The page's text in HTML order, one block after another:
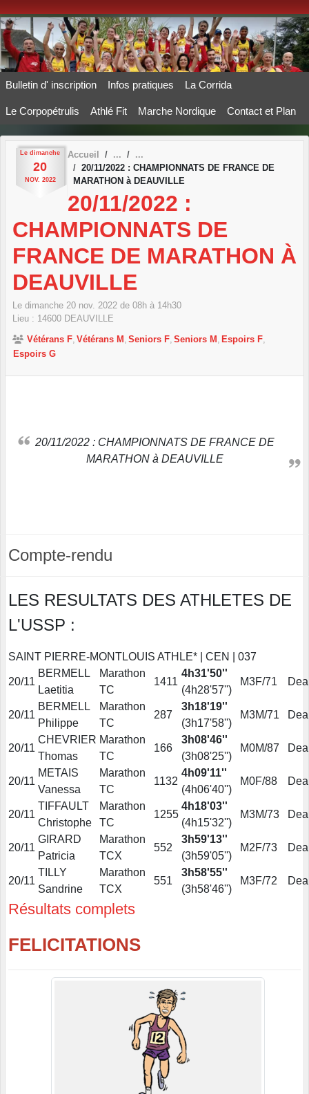
Bulletin d' inscription Infos pratiques La Corrida
Le Corpopétrulis Athlé Fit Marche Nordique Contact et Plan
Le dimanche
20
NOV. 2022
Accueil
20/11/2022 : CHAMPIONNATS DE FRANCE DE
MARATHON à DEAUVILLE
20/11/2022 :
CHAMPIONNATS DE
FRANCE DE MARATHON À
DEAUVILLE
Le dimanche 20 nov. 2022 de 08h à 14h30
Lieu : 14600 DEAUVILLE
Vétérans F Vétérans M Seniors F Seniors M
Espoirs F
Espoirs G
20/11/2022 : CHAMPIONNATS DE FRANCE DE
MARATHON à DEAUVILLE
Compte-rendu
LES RESULTATS DES ATHLETES DE
L'USSP :
SAINT PIERRE-MONTLOUIS ATHLE* | CEN | 037
20/11
BERMELL
Laetitia
Marathon
TC
1411
4h31'50''
(4h28'57'')
M3F/71
20/11
BERMELL
Philippe
Marathon
TC
287
3h18'19''
(3h17'58'')
M3M/71
20/11
CHEVRIER
Thomas
Marathon
TC
166
3h08'46''
(3h08'25'')
M0M/87
20/11
METAIS
Vanessa
Marathon
TC
1132
4h09'11''
(4h06'40'')
M0F/88
20/11
TIFFAULT
Christophe
Marathon
TC
1255
4h18'03''
(4h15'32'')
M3M/73
20/11
GIRARD
Patricia
Marathon
TCX
552
3h59'13''
(3h59'05'')
M2F/73
20/11
TILLY
Sandrine
Marathon
TCX
551
3h58'55''
(3h58'46'')
M3F/72
Résultats complets
FELICITATIONS